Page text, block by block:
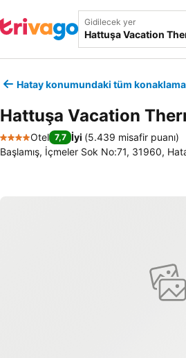
Gidilecek yer
Hatay konumundaki tüm
Hattuşa Vacation
4 Yıldız
Otel 7,7 İyi (5.439 misafir puanı)
Başlamış, İçmeler Sok No:71, 31960,